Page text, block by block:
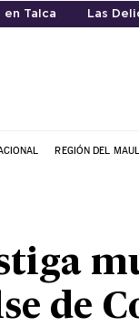
Talca Las
REGIÓN DEL
de